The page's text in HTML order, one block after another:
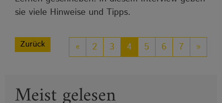
sie viele Hinweise und Tipps.
Zurück « 2 3 4 5 6 7 »
Meist gelesen